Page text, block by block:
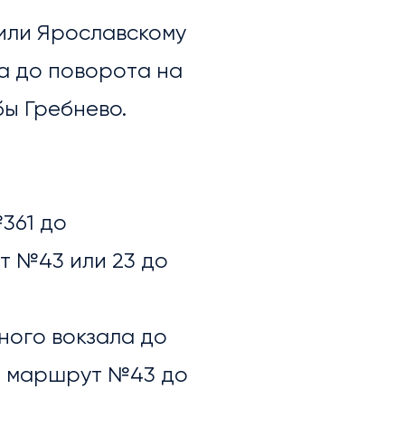
Ярославскому
до поворота на
Гребнево.
до
№43 или 23 до
вокзала до
маршрут №43 до